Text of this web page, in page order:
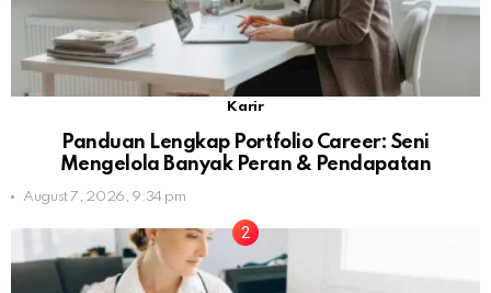
Karir
Panduan Lengkap Portfolio Career: Seni
Mengelola Banyak Peran & Pendapatan
August 7, 2026, 9:34 pm